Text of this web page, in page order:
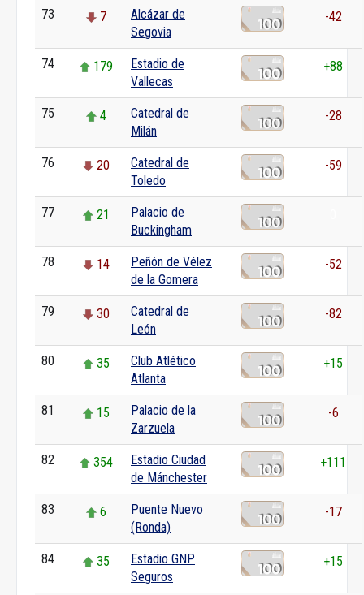
73 7
Alcázar de
Segovia
-42
74 179
Estadio de
Vallecas
+88
75 4
Catedral de
Milán
-28
76 20
Catedral de
Toledo
-59
77 21
Palacio de
Buckingham
78 14
Peñón de Vélez
de la Gomera
-52
79 30
Catedral de
León
-82
80 35
Club Atlético
Atlanta
+15
81 15
Palacio de la
Zarzuela
-6
82 354
Estadio Ciudad
de Mánchester
+111
83 6
Puente Nuevo
(Ronda)
-17
84 35
Estadio GNP
Seguros
+15